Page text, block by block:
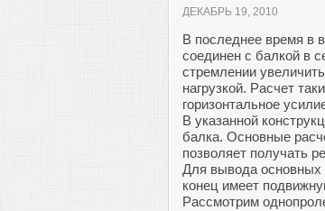
ДЕКАБРЬ 19, 2010
В последнее время в
соединен с балкой в
стремлении
нагрузкой. Расчет
горизонтальное
В указанной
балка. Основные
позволяет получать
Для вывода основных
конец имеет
Рассмотрим